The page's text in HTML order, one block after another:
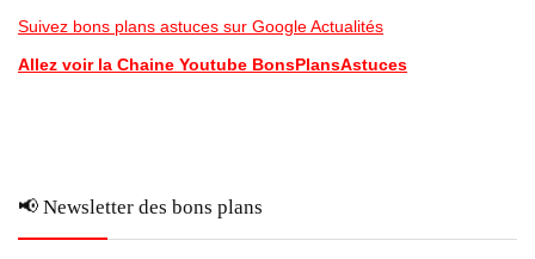
Suivez bons plans astuces sur Google Actualités
Allez voir la Chaine Youtube BonsPlansAstuces
📢 Newsletter des bons plans